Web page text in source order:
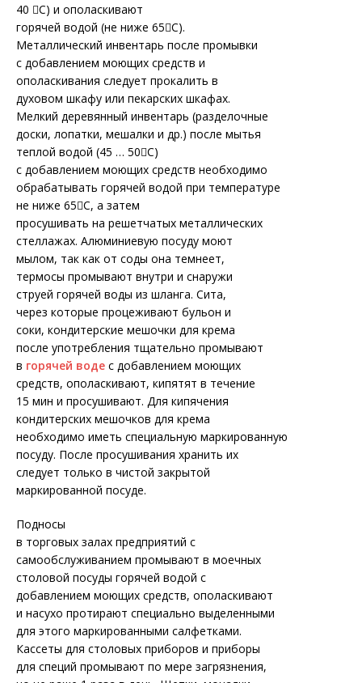
40 С) и ополаскивают
горячей водой (не ниже 65С).
Металлический инвентарь после промывки
с добавлением моющих средств и
ополаскивания следует прокалить в
духовом шкафу или пекарских шкафах.
Мелкий деревянный инвентарь (разделочные
доски, лопатки, мешалки и др.) после мытья
теплой водой (45 … 50С)
с добавлением моющих средств необходимо
обрабатывать горячей водой при температуре
не ниже 65С, а затем
просушивать на решетчатых металлических
стеллажах. Алюминиевую посуду моют
мылом, так как от соды она темнеет,
термосы промывают внутри и снаружи
струей горячей воды из шланга. Сита,
через которые процеживают бульон и
соки, кондитерские мешочки для крема
после употребления тщательно промывают
в горячей воде с добавлением моющих
средств, ополаскивают, кипятят в течение
15 мин и просушивают. Для кипячения
кондитерских мешочков для крема
необходимо иметь специальную маркированную
посуду. После просушивания хранить их
следует только в чистой закрытой
маркированной посуде.
Подносы
в торговых залах предприятий с
самообслуживанием промывают в моечных
столовой посуды горячей водой с
добавлением моющих средств, ополаскивают
и насухо протирают специально выделенными
для этого маркированными салфетками.
Кассеты для столовых приборов и приборы
для специй промывают по мере загрязнения,